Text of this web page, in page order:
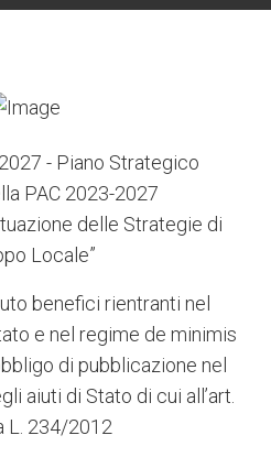
- Piano Strategico
PAC 2023-2027
delle Strategie di
Locale”
benefici rientranti nel
e nel regime de minimis
di pubblicazione nel
aiuti di Stato di cui all’art.
L. 234/2012